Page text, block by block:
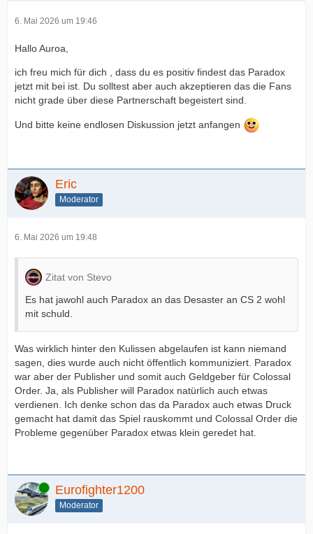
6. Mai 2026 um 19:46
Hallo Auroa,
ich freu mich für dich , dass du es positiv findest das Paradox
jetzt mit bei ist. Du solltest aber auch akzeptieren das die Fans
nicht grade über diese Partnerschaft begeistert sind.
Und bitte keine endlosen Diskussion jetzt anfangen
Eric
Moderator
6. Mai 2026 um 19:48
Zitat von Stevo
Es hat jawohl auch Paradox an das Desaster an CS 2 wohl
mit schuld.
Was wirklich hinter den Kulissen abgelaufen ist kann niemand
sagen, dies wurde auch nicht öffentlich kommuniziert. Paradox
war aber der Publisher und somit auch Geldgeber für Colossal
Order. Ja, als Publisher will Paradox natürlich auch etwas
verdienen. Ich denke schon das da Paradox auch etwas Druck
gemacht hat damit das Spiel rauskommt und Colossal Order die
Probleme gegenüber Paradox etwas klein geredet hat.
Online Eurofighter1200
Moderator